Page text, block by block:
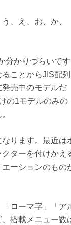
、え、お、か、
分かりづらいです
ことからJIS配列
売中のモデルだ
の1モデルのみの
ります。最近は
ターを付けかえ
ーションのもの
「ローマ字」「ア
搭載メニュー数